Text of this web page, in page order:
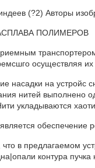
(?2) Авторы
ПОЛИМЕРОВ
осуществляя их
насадки на устройс
нитей выполнено
укладываются
обеспечение
что в предлагаемом
контура